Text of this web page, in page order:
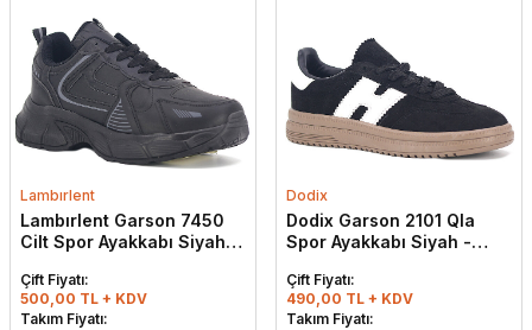
Lambırlent
Lambırlent Garson 7450
Cilt Spor Ayakkabı Siyah -
Çift Fiyatı:
500,00 TL + KDV
Takım Fiyatı:
Dodix
Dodix Garson 2101 Qla
Spor Ayakkabı Siyah -
Çift Fiyatı:
490,00 TL + KDV
Takım Fiyatı: